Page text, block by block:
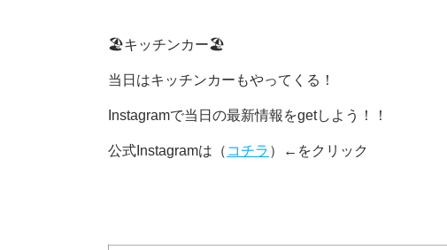
🏖キッチンカー🏖
当日はキッチンカーもやってくる！
Instagramで当日の最新情報をgetしよう！！
公式Instagramは（ コチラ ）←をクリック